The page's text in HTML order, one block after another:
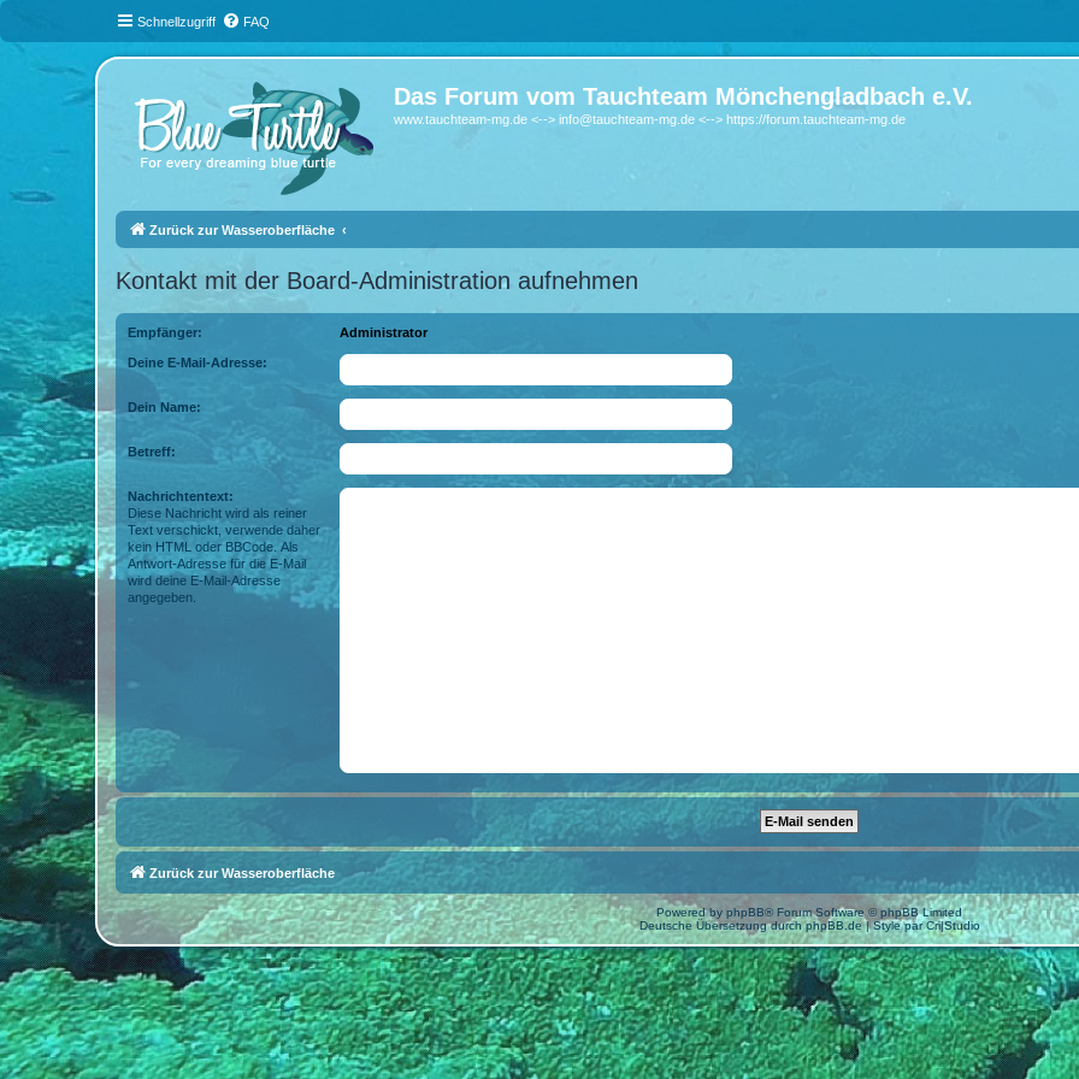
Schnellzugriff FAQ
Das Forum vom Tauchteam Mönchengladbach e.V.
www.tauchteam-mg.de <--> info@tauchteam-mg.de <--> https://forum.tauchteam-mg.de
Zurück zur Wasseroberfläche
Kontakt mit der Board-Administration aufnehmen
Empfänger: Administrator
Deine E-Mail-Adresse:
Dein Name:
Betreff:
Nachrichtentext:
Diese Nachricht wird als reiner
Text verschickt, verwende daher
kein HTML oder BBCode. Als
Antwort-Adresse für die E-Mail
wird deine E-Mail-Adresse
angegeben.
Zurück zur Wasseroberfläche
Powered by phpBB® Forum Software © phpBB Limited
Deutsche Übersetzung durchphpBB.de| Style parCri|Studio